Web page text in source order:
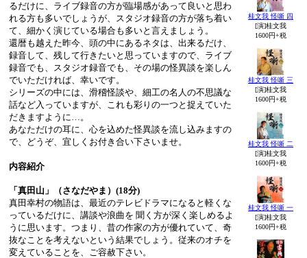
るだけに、ライブ録音の方が臨場感があって良いと思わ
れる方も多いでしょうが、スタジオ録音の方が落ち着い
て、細かく演じている場合も多いと言えましょう。
還暦も越えた昨今、頭の中にあるネタは、出来るだけ、
録音して、残して行きたいと思っていますので、ライブ
録音でも、スタジオ録音でも、その場の怪異談を楽しん
でいただければ、幸いです。
シリーズの中には、滑稽怪談や、細工の名人の不思議な
話など入っていますが、これも彩りの一つと捉えていた
だきますように…。
あなただけの耳に、心を込めた怪異談を流し込みますの
で、どうぞ、宜しくお付き合い下さいませ。
内容紹介
「真田山」（さなだやま）(18分)
真田幸村の物語は、最近のテレビドラマになると軽くな
っているだけに、講談や浪曲を 聞く方が深く楽しめるよ
うに思います。つまり、昔の作家の方が優れていて、奇
抜なことを考えないという結果でしょう。従来のオチを
変えていることを、ご容赦下さい。
桂文我 怪噺 四
[演]桂文我
1600円+税
桂文我 怪噺 三
[演]桂文我
1600円+税
桂文我 怪噺 二
[演]桂文我
1600円+税
桂文我 怪噺 一
[演]桂文我
1600円+税